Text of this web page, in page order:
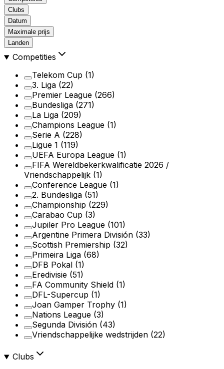
Clubs
Datum
Maximale prijs
Landen
Competities
Telekom Cup (1)
3. Liga (22)
Premier League (266)
Bundesliga (271)
La Liga (209)
Champions League (1)
Serie A (228)
Ligue 1 (119)
UEFA Europa League (1)
FIFA Wereldbekerkwalificatie 2026 /
Vriendschappelijk (1)
Conference League (1)
2. Bundesliga (51)
Championship (229)
Carabao Cup (3)
Jupiler Pro League (101)
Argentine Primera División (33)
Scottish Premiership (32)
Primeira Liga (68)
DFB Pokal (1)
Eredivisie (51)
FA Community Shield (1)
DFL-Supercup (1)
Joan Gamper Trophy (1)
Nations League (3)
Segunda División (43)
Vriendschappelijke wedstrijden (22)
Clubs